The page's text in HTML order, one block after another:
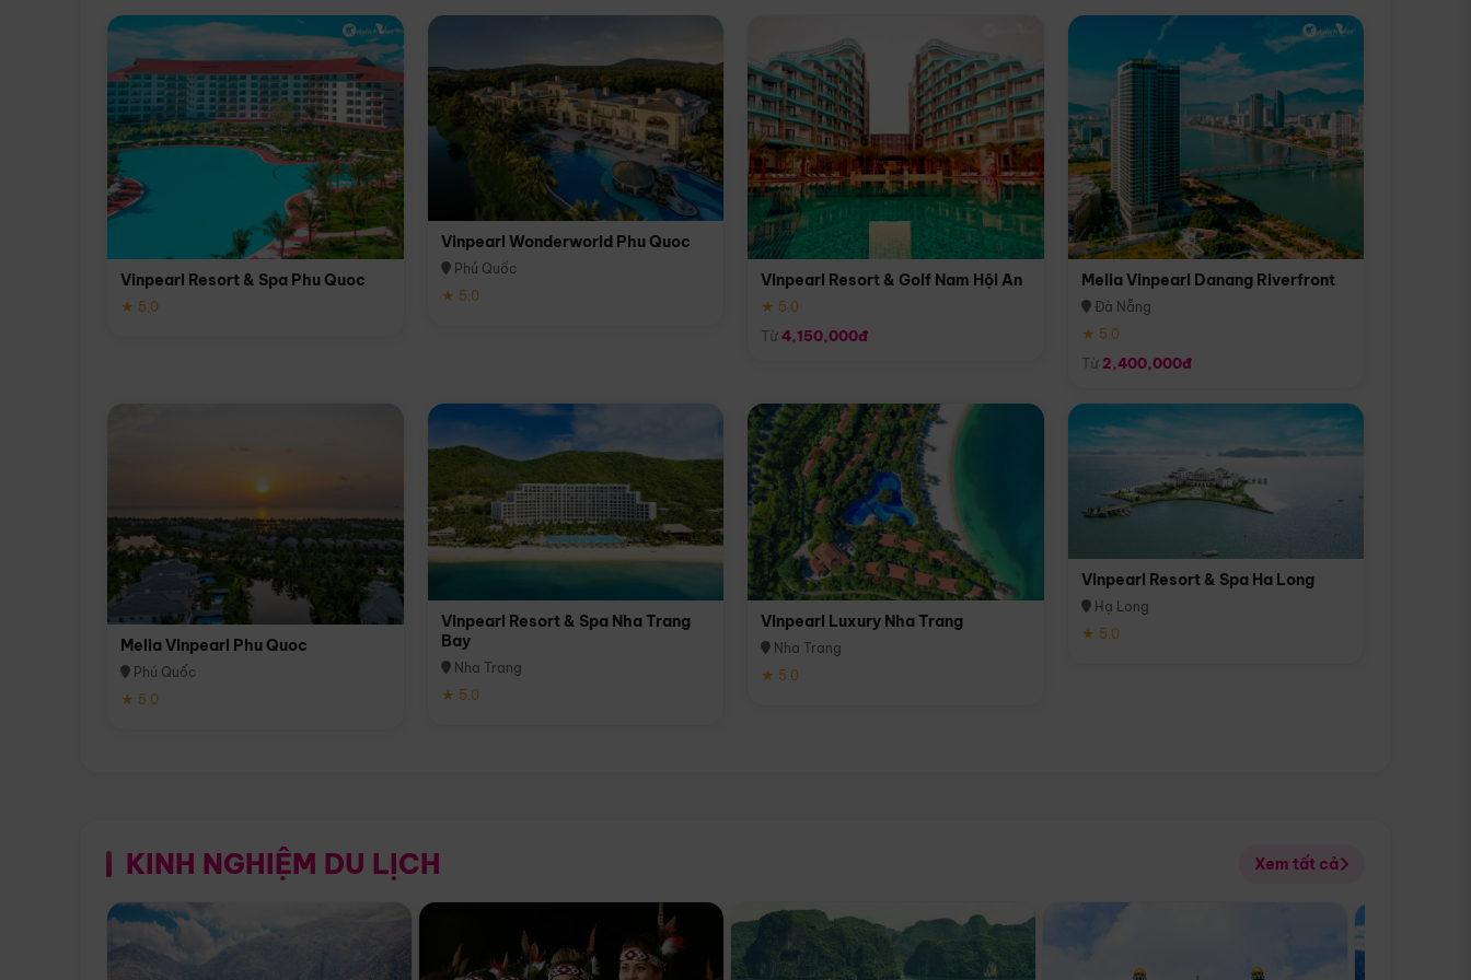
Vinpearl Resort & Spa Phu Quoc
★ 5.0
Vinpearl Wonderworld Phu Quoc
Phú Quốc
★ 5.0
Vinpearl Resort & Golf Nam Hội An
★ 5.0
Từ4,150,000đ
Melia Vinpearl Danang Riverfront
Đà Nẵng
★ 5.0
Từ 2,400,000đ
Melia Vinpearl Phu Quoc
Phú Quốc
★ 5.0
Vinpearl Resort & Spa Nha Trang
Bay
Nha Trang
★ 5.0
Vinpearl Luxury Nha Trang
Nha Trang
★ 5.0
Vinpearl Resort & Spa Ha Long
Hạ Long
★ 5.0
KINH NGHIỆM DU LỊCH Xem tất cả